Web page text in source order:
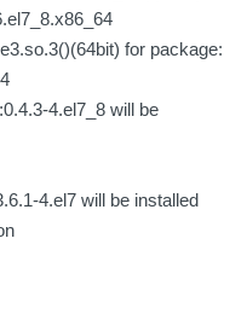
for package:
4.el7_8 will be
4.el7 will be installed